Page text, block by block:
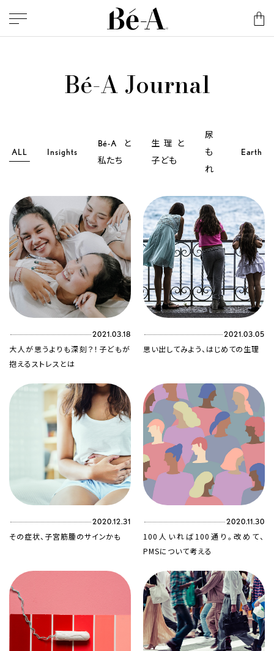
Bé-A Journal
ALL Insights
Bé-Aと
私たち
生理と
子ども
尿
も
れ
Earth
2021.03.18
大人が思うよりも深刻？！子どもが
抱えるストレスとは
2021.03.05
思い出してみよう、はじめての生理
2020.12.31
その症状、子宮筋腫のサインかも
2020.11.30
100人いれば100通り。改めて、
PMSについて考える